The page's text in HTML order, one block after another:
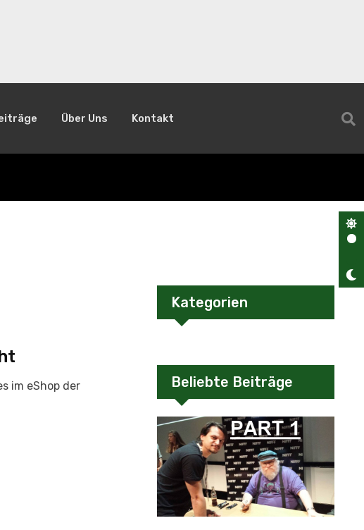
Über Uns Kontakt
im eShop der
Kategorien
Beliebte Beiträge